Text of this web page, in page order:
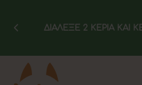
ΔΙΑΛΕΞΕ 2 ΚΕΡΙΑ ΚΑΙ